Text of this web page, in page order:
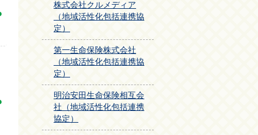
株式会社クルメディア
（地域活性化包括連携協
定）
第一生命保険株式会社
（地域活性化包括連携協
定）
明治安田生命保険相互会
社（地域活性化包括連携
協定）